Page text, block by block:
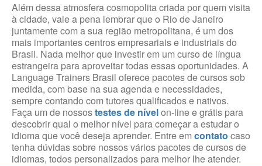
Além dessa atmosfera cosmopolita criada por quem visita
à cidade, vale a pena lembrar que o Rio de Janeiro
juntamente com a sua região metropolitana, é um dos
mais importantes centros empresariais e industriais do
Brasil. Nada melhor que investir em um curso de língua
estrangeira para aproveitar todas essas oportunidades. A
Language Trainers Brasil oferece pacotes de cursos sob
medida, com base na sua agenda e necessidades,
sempre contando com tutores qualificados e nativos.
Faça um de nossostestes de nívelon-line e grátis para
descobrir qual o melhor nível para começar a estudar o
idioma que você deseja aprender. Entre em contato caso
tenha dúvidas sobre nossos vários pacotes de cursos de
idiomas, todos personalizados para melhor lhe atender.